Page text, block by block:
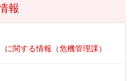
報
関する情報（危機管理課）